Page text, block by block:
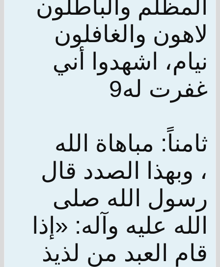
المظلم والباطلون
لاهون والغافلون
نيام، اشهدوا أني
غفرت له9
ثامناً: مباهاة الله
، وبهذا الصدد قال
رسول الله صلى
الله عليه وآله: «إذا
قام العبد من لذيذ